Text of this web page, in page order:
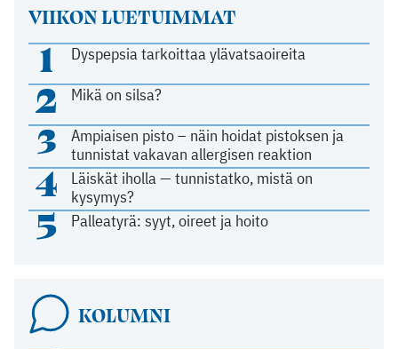
VIIKON LUETUIMMAT
1 Dyspepsia tarkoittaa ylävatsaoireita
2 Mikä on silsa?
3
Ampiaisen pisto – näin hoidat pistoksen ja
tunnistat vakavan allergisen reaktion
4
Läiskät iholla — tunnistatko, mistä on
kysymys?
5 Palleatyrä: syyt, oireet ja hoito
KOLUMNI